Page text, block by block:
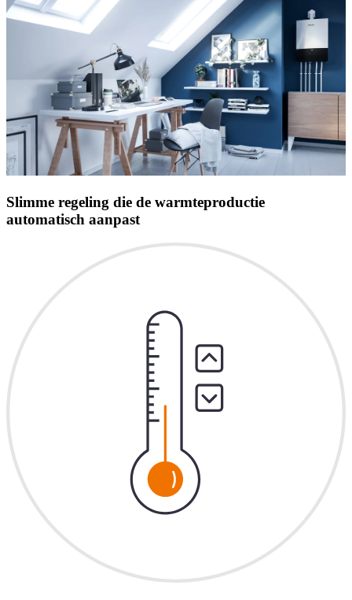
Slimme regeling die de warmteproductie
automatisch aanpast